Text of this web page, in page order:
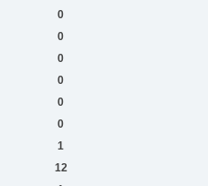
0
0
0
0
0
0
1
12